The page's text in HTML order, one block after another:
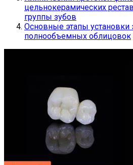
цельнокерамических
группы зубов
Основные этапы установки
полнообъемных облицовок